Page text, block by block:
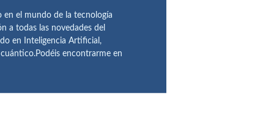
el mundo de la tecnología
a todas las novedades del
en Inteligencia Artificial,
encontrarme en